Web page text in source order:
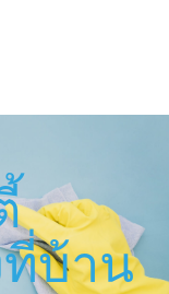
ที่บ้าน